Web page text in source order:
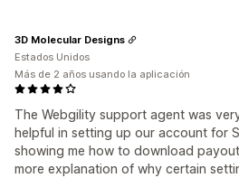
The Webgility support agent was
helpful in setting up our account for
showing me how to download
more explanation of why certain
3D Molecular Designs
Estados Unidos
Más de 2 años usando la aplicación